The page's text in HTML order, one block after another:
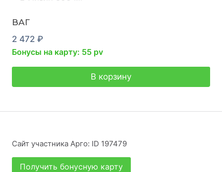
ВАГ
2 472 ₽
Бонусы на карту: 55 pv
В корзину
Сайт участника Арго: ID 197479
Получить бонусную карту